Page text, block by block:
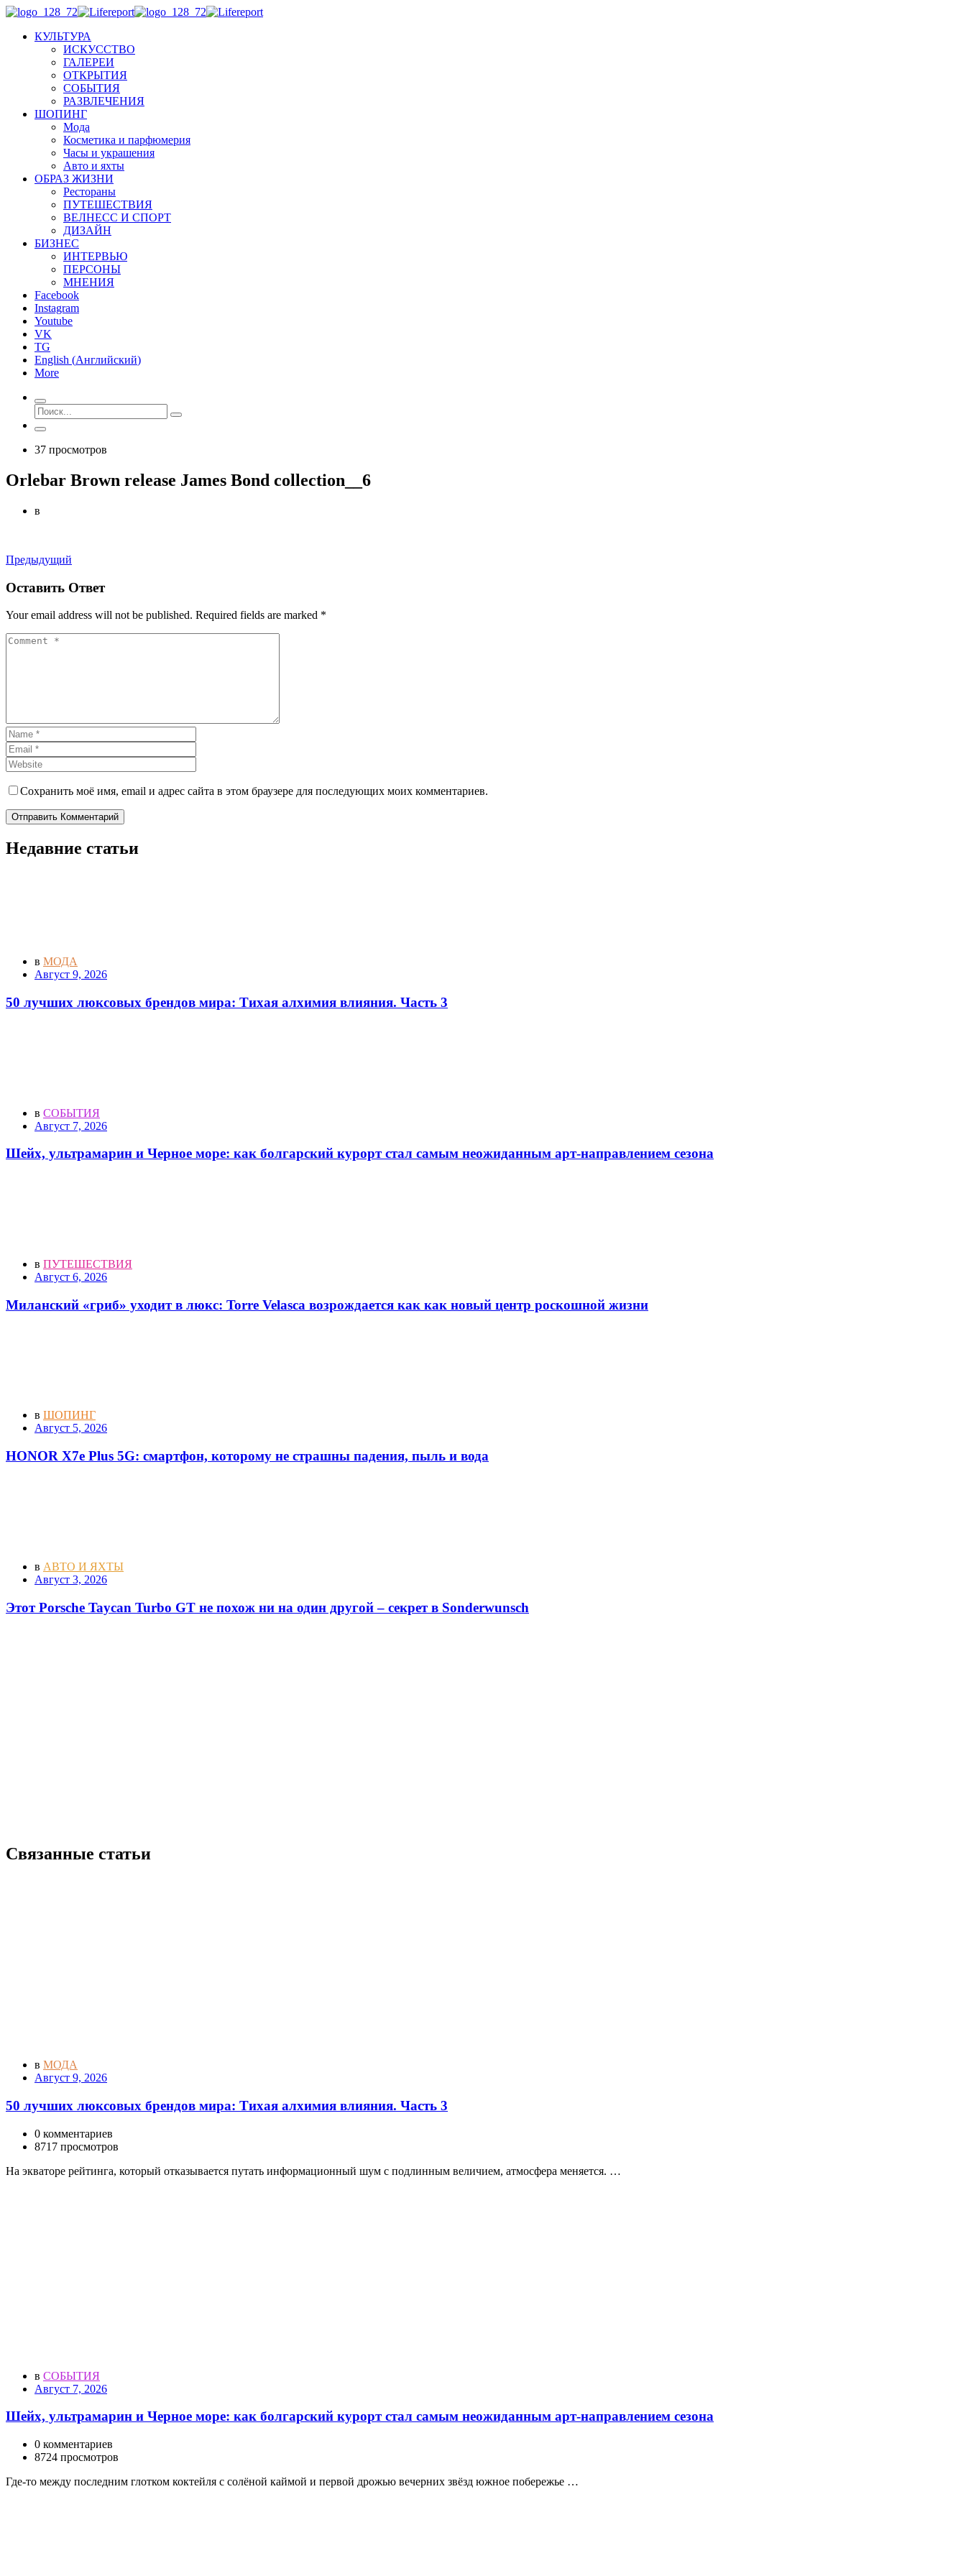
КУЛЬТУРА
ИСКУССТВО
ГАЛЕРЕИ
ОТКРЫТИЯ
СОБЫТИЯ
РАЗВЛЕЧЕНИЯ
ШОПИНГ
Мода
Косметика и парфюмерия
Часы и украшения
Авто и яхты
ОБРАЗ ЖИЗНИ
Рестораны
ПУТЕШЕСТВИЯ
ВЕЛНЕСС И СПОРТ
ДИЗАЙН
БИЗНЕС
ИНТЕРВЬЮ
ПЕРСОНЫ
МНЕНИЯ
Facebook
Instagram
Youtube
VK
TG
English (Английский)
More
37 просмотров
Orlebar Brown release James Bond collection__6
в
Предыдущий
Оставить Ответ
Your email address will not be published. Required fields are marked *
Сохранить моё имя, email и адрес сайта в этом браузере для последующих моих комментариев.
Отправить Комментарий
Недавние статьи
в МОДА
Август 9, 2026
50 лучших люксовых брендов мира: Тихая алхимия влияния. Часть 3
в СОБЫТИЯ
Август 7, 2026
Шейх, ультрамарин и Черное море: как болгарский курорт стал самым неожиданным арт-направлением сезона
в ПУТЕШЕСТВИЯ
Август 6, 2026
Миланский «гриб» уходит в люкс: Torre Velasca возрождается как как новый центр роскошной жизни
в ШОПИНГ
Август 5, 2026
HONOR X7e Plus 5G: смартфон, которому не страшны падения, пыль и вода
в АВТО И ЯХТЫ
Август 3, 2026
Этот Porsche Taycan Turbo GT не похож ни на один другой – секрет в Sonderwunsch
Связанные статьи
в МОДА
Август 9, 2026
50 лучших люксовых брендов мира: Тихая алхимия влияния. Часть 3
0 комментариев
8717 просмотров
На экваторе рейтинга, который отказывается путать информационный шум с подлинным величием, атмосфера меняется. …
в СОБЫТИЯ
Август 7, 2026
Шейх, ультрамарин и Черное море: как болгарский курорт стал самым неожиданным арт-направлением сезона
0 комментариев
8724 просмотров
Где-то между последним глотком коктейля с солёной каймой и первой дрожью вечерних звёзд южное побережье …